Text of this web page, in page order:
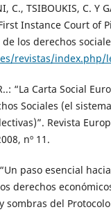
C., TSIBOUKIS, C. Y
Instance Court of
los derechos
revistas/index.php/
“La Carta Social
Sociales (el
Revista
nº 11.
“Un paso esencial
derechos
sombras del